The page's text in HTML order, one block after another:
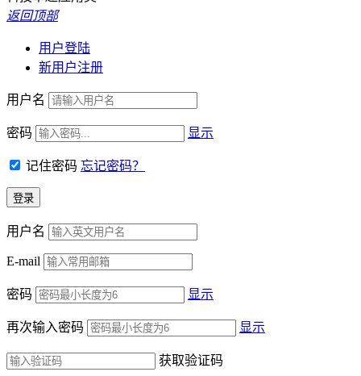
返回顶部
用户登陆
新用户注册
用户名
密码 显示
记住密码 忘记密码？
用户名
E-mail
密码 显示
再次输入密码 显示
获取验证码